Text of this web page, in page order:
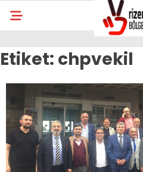
Etiket: chpvekil